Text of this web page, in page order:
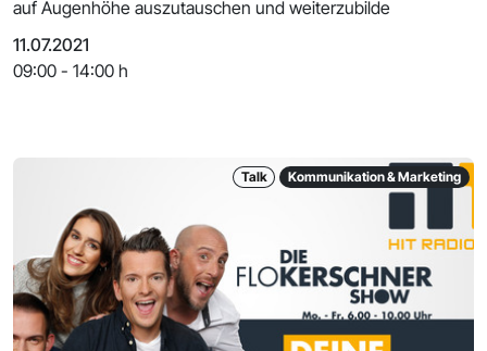
auf Augenhöhe auszutauschen und weiterzubilde
11.07.2021
09:00 - 14:00 h
Talk Kommunikation & Marketing